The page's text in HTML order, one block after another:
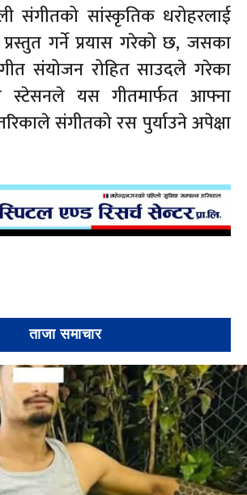
संगीतको सांस्कृतिक धरोहरलाई
गर्ने प्रयास गरेको छ, जसका
संयोजन रोहित साउदले गरेका
स्टेसनले यस गीतमार्फत आफ्ना
संगीतको रस पुर्याउने अपेक्षा
ताजा समाचार